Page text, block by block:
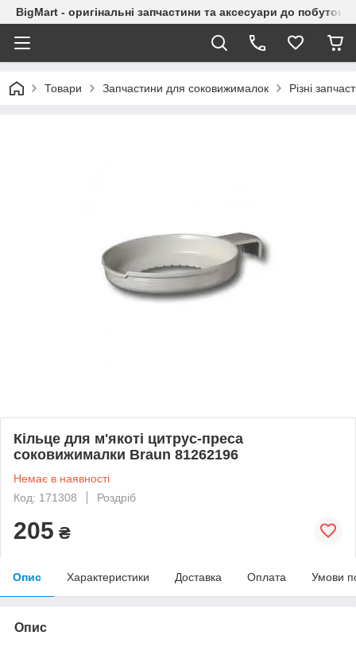
BigMart - оригінальні запчастини та аксесуари до побутової
Товари Запчастини для соковижималок Різні
Кільце для м'якоті цитрус-преса
соковижималки Braun 81262196
Немає в наявності
Код: 171308
Роздріб
205 ₴
Опис Характеристики Доставка Оплата Умови
Опис